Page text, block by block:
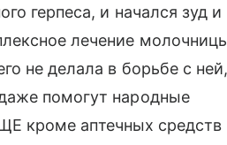
герпеса, и начался зуд и
лечение
не делала в борьбе с
помогут народные
кроме аптечных средств